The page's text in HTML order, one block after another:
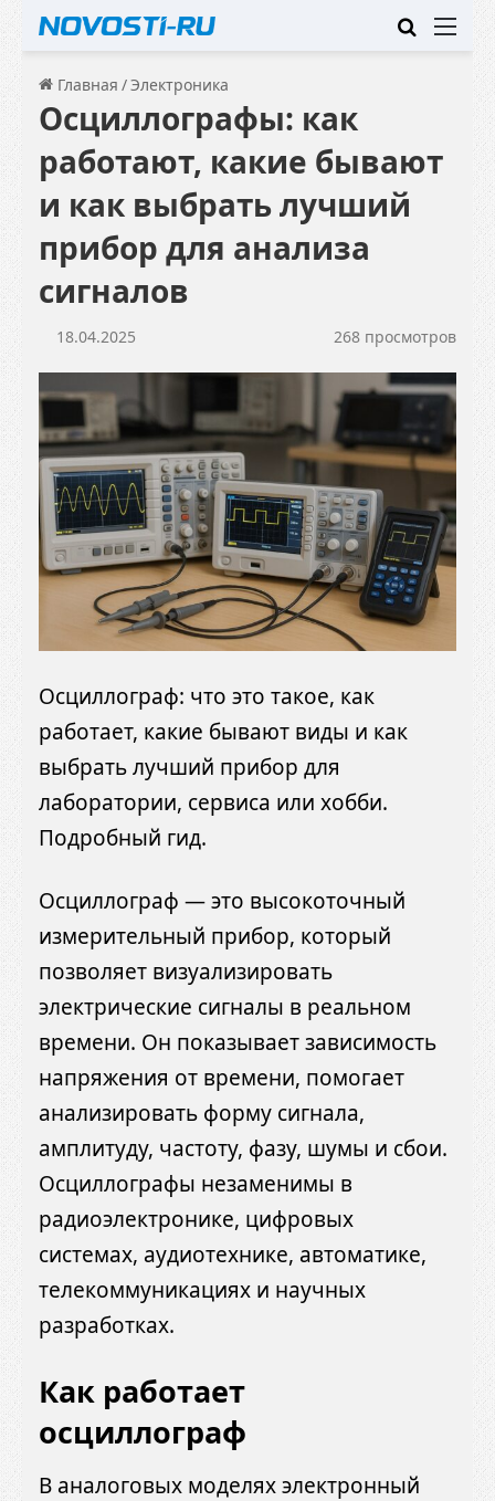
Искать
Главная /Электроника
Осциллографы: как
работают, какие бывают
и как выбрать лучший
прибор для анализа
сигналов
18.04.2025 268 просмотров
Осциллограф: что это такое, как
работает, какие бывают виды и как
выбрать лучший прибор для
лаборатории, сервиса или хобби.
Подробный гид.
Осциллограф — это высокоточный
измерительный прибор, который
позволяет визуализировать
электрические сигналы в реальном
времени. Он показывает зависимость
напряжения от времени, помогает
анализировать форму сигнала,
амплитуду, частоту, фазу, шумы и сбои.
Осциллографы незаменимы в
радиоэлектронике, цифровых
системах, аудиотехнике, автоматике,
телекоммуникациях и научных
разработках.
Как работает
осциллограф
В аналоговых моделях электронный